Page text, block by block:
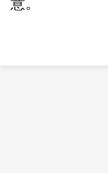
意